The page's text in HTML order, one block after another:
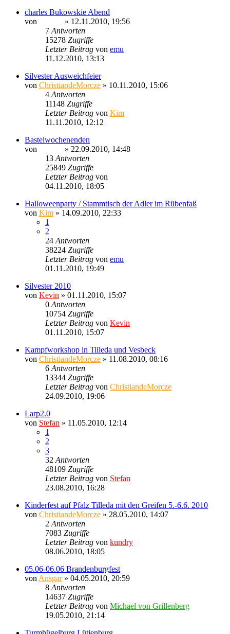
charles Bukowskie Abend
von
» 12.11.2010, 19:56
7Antworten
15278 Zugriffe
Letzter Beitrag von emu
11.12.2010, 13:13
Silvester Ausweichfeier
von ChristiandeMorcze » 10.11.2010, 15:06
4Antworten
11148 Zugriffe
Letzter Beitrag von Kim
11.11.2010, 12:12
Bastelwochenenden
von
» 22.09.2010, 14:48
13Antworten
25849 Zugriffe
Letzter Beitrag von
04.11.2010, 18:05
Halloweenparty / Stammtisch der Adler im Rübenfaß
von Kim » 14.09.2010, 22:33
1
2
24Antworten
38224 Zugriffe
Letzter Beitrag von emu
01.11.2010, 19:49
Silvester 2010
von Kevin » 01.11.2010, 15:07
0Antworten
10754 Zugriffe
Letzter Beitrag von Kevin
01.11.2010, 15:07
Kampfworkshop in Tilleda und Vesbeck
von ChristiandeMorcze » 11.08.2010, 08:16
6Antworten
13344 Zugriffe
Letzter Beitrag von ChristiandeMorcze
24.09.2010, 19:06
Larp2.0
von Stefan » 11.05.2010, 12:14
1
2
3
32Antworten
48109 Zugriffe
Letzter Beitrag von Stefan
23.08.2010, 16:28
Kinderfest auf Pfalz Tilleda mit den Greifen 5.-6.6. 2010
von ChristiandeMorcze » 28.05.2010, 14:07
2Antworten
7083 Zugriffe
Letzter Beitrag von kundry
08.06.2010, 18:05
05.06-06.06 Brandenburgfest
vonAnsgar» 04.05.2010, 20:59
8Antworten
14637 Zugriffe
Letzter Beitrag von Michael von Grillenberg
19.05.2010, 21:14